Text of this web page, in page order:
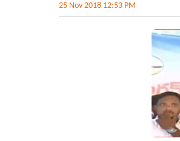
25 Nov 2018 12:53 PM